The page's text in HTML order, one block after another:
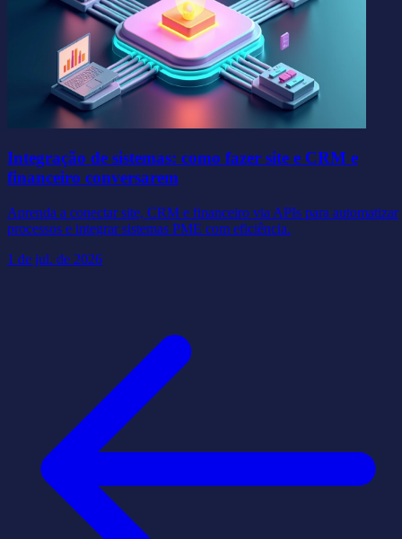
Integração de sistemas: como fazer site e CRM e
financeiro conversarem
Aprenda a conectar site, CRM e financeiro via APIs para automatizar
processos e integrar sistemas PME com eficiência.
1 de jul. de 2026